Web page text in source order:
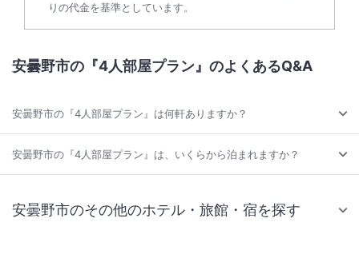
りの代金を基準としています。
安曇野市の『4人部屋プラン』のよくあるQ&A
安曇野市の『4人部屋プラン』は何軒ありますか？
安曇野市の『4人部屋プラン』は、いくらから泊まれますか？
安曇野市のその他のホテル・旅館・宿を探す